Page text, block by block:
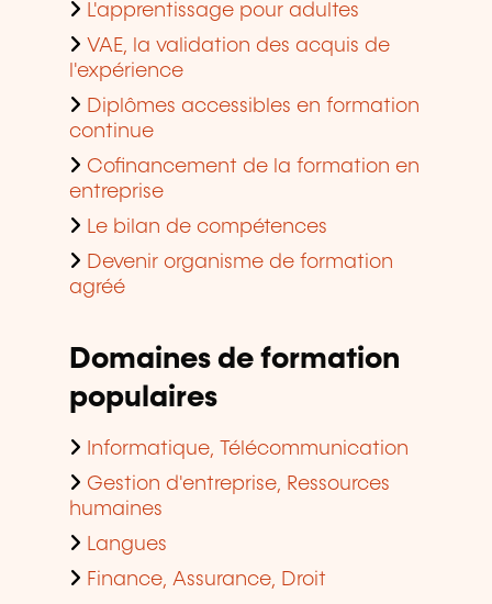
L'apprentissage pour adultes
VAE, la validation des acquis de
l'expérience
Diplômes accessibles en formation
continue
Cofinancement de la formation en
entreprise
Le bilan de compétences
Devenir organisme de formation
agréé
Domaines de formation
populaires
Informatique, Télécommunication
Gestion d'entreprise, Ressources
humaines
Langues
Finance, Assurance, Droit